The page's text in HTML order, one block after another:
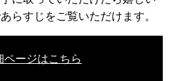
らすじをご覧いただけます。
ページはこちら